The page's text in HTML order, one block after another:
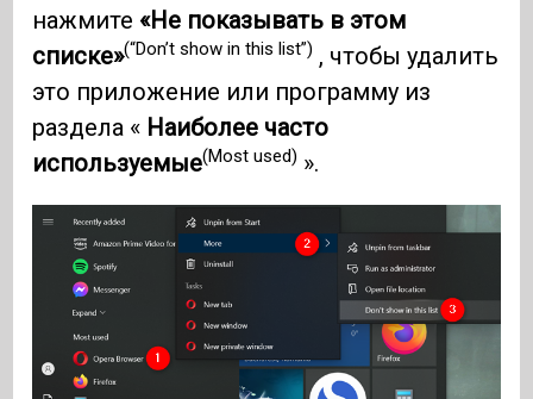
нажмите «Не показывать в этом
списке»(“Don’t show in this list”) , чтобы удалить
это приложение или программу из
раздела « Наиболее часто
используемые(Most used) ».